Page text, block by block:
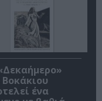
Βοκάκιου
ένα